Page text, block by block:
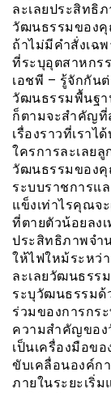
ละเลยประสิทธิ
วัฒนธรรมของ
ถ้าไม่มีคำสั่งเฉ
ที่ระบุอุตสาหกร
เอชพี – รู้จักกัน
วัฒนธรรมพื้นฐา
ก็ตามจะสำคัญที่
เรื่องราวที่เราไ
ใครการละเลย
วัฒนธรรมของคุ
ระบบราชการแ
แข็งเท่าไรคุณจ
ที่ตายตัวน้อยลง
ประสิทธิภาพจำ
ให้ไฟใหม้ระหว่
ละเลยวัฒนธรร
ระบุวัฒนธรรมด้
ร่วมของการกร
ความสำคัญขอ
เป็นเครื่องมือข
ขับเคลื่อนองค์ก
ภายในระยะเริ่